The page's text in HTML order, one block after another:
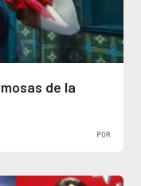
de la
POR